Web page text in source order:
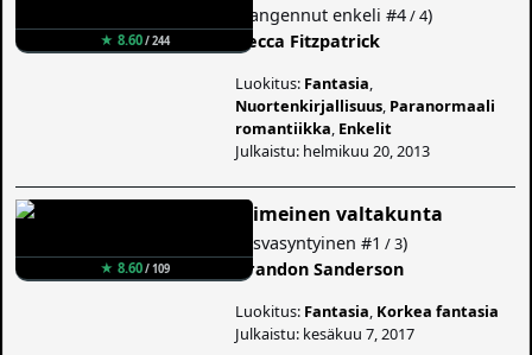
★ 8.60/ 244
Langennut enkeli #4/ 4)
Becca Fitzpatrick
Luokitus: Fantasia
Nuortenkirjallisuus Paranormaali
romantiikka Enkelit
Julkaistu: helmikuu 20, 2013
★ 8.60/ 109
Viimeinen valtakunta
Usvasyntyinen #1 / 3)
Brandon Sanderson
Luokitus: Fantasia Korkea fantasia
Julkaistu: kesäkuu 7, 2017